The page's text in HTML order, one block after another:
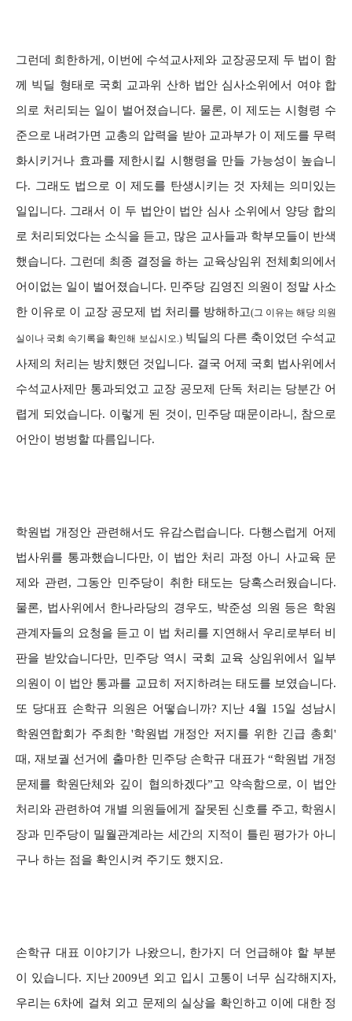
그런데 희한하게, 이번에 수석교사제와 교장공모제 두 법이 함
께 빅딜 형태로 국회 교과위 산하 법안 심사소위에서 여야 합
의로 처리되는 일이 벌어졌습니다. 물론, 이 제도는 시형령 수
준으로 내려가면 교총의 압력을 받아 교과부가 이 제도를 무력
화시키거나 효과를 제한시킬 시행령을 만들 가능성이 높습니
다. 그래도 법으로 이 제도를 탄생시키는 것 자체는 의미있는
일입니다. 그래서 이 두 법안이 법안 심사 소위에서 양당 합의
로 처리되었다는 소식을 듣고, 많은 교사들과 학부모들이 반색
했습니다. 그런데 최종 결정을 하는 교육상임위 전체회의에서
어이없는 일이 벌어졌습니다. 민주당 김영진 의원이 정말 사소
한 이유로 이 교장 공모제 법 처리를 방해하고(그 이유는 해당 의원
실이나 국회 속기록을 확인해 보십시오.) 빅딜의 다른 축이었던 수석교
사제의 처리는 방치했던 것입니다. 결국 어제 국회 법사위에서
수석교사제만 통과되었고 교장 공모제 단독 처리는 당분간 어
렵게 되었습니다. 이렇게 된 것이, 민주당 때문이라니, 참으로
어안이 벙벙할 따름입니다.
학원법 개정안 관련해서도 유감스럽습니다. 다행스럽게 어제
법사위를 통과했습니다만, 이 법안 처리 과정 아니 사교육 문
제와 관련, 그동안 민주당이 취한 태도는 당혹스러웠습니다.
물론, 법사위에서 한나라당의 경우도, 박준성 의원 등은 학원
관계자들의 요청을 듣고 이 법 처리를 지연해서 우리로부터 비
판을 받았습니다만, 민주당 역시 국회 교육 상임위에서 일부
의원이 이 법안 통과를 교묘히 저지하려는 태도를 보였습니다.
또 당대표 손학규 의원은 어떻습니까? 지난 4월 15일 성남시
학원연합회가 주최한 '학원법 개정안 저지를 위한 긴급 총회'
때, 재보궐 선거에 출마한 민주당 손학규 대표가 “학원법 개정
문제를 학원단체와 깊이 협의하겠다”고 약속함으로, 이 법안
처리와 관련하여 개별 의원들에게 잘못된 신호를 주고, 학원시
장과 민주당이 밀월관계라는 세간의 지적이 틀린 평가가 아니
구나 하는 점을 확인시켜 주기도 했지요.
손학규 대표 이야기가 나왔으니, 한가지 더 언급해야 할 부분
이 있습니다. 지난 2009년 외고 입시 고통이 너무 심각해지자,
우리는 6차에 걸쳐 외고 문제의 실상을 확인하고 이에 대한 정